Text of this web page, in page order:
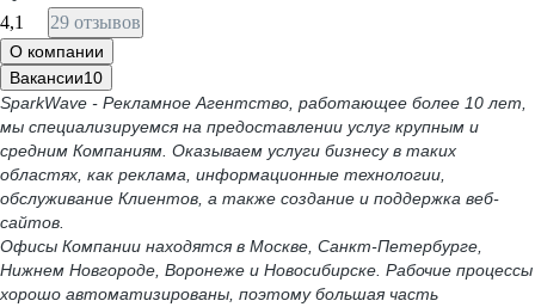
4,1 29 отзывов
О компании
Вакансии10
SparkWave - Рекламное Агентство, работающее более 10 лет,
мы специализируемся на предоставлении услуг крупным и
средним Компаниям. Оказываем услуги бизнесу в таких
областях, как реклама, информационные технологии,
обслуживание Клиентов, а также создание и поддержка веб-
сайтов.
Офисы Компании находятся в Москве, Санкт-Петербурге,
Нижнем Новгороде, Воронеже и Новосибирске. Рабочие процессы
хорошо автоматизированы, поэтому большая часть